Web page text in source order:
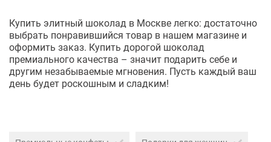
Купить элитный шоколад в Москве легко: достаточно
выбрать понравившийся товар в нашем магазине и
оформить заказ. Купить дорогой шоколад
премиального качества – значит подарить себе и
другим незабываемые мгновения. Пусть каждый ваш
день будет роскошным и сладким!